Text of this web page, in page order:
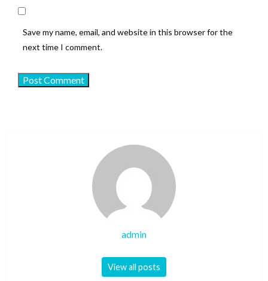
Save my name, email, and website in this browser for the
next time I comment.
admin
View all posts